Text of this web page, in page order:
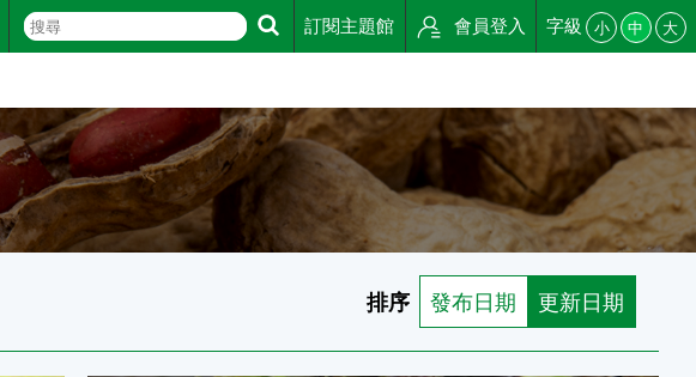
訂閱主題館 會員登入 字級 小 中 大
排序 發布日期 更新日期